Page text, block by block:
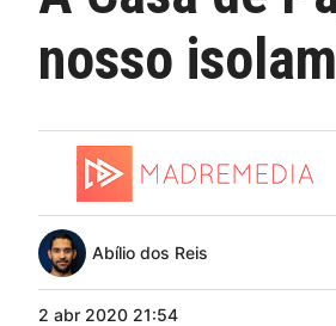
nosso
Abílio dos Reis
2 abr 2020 21:54